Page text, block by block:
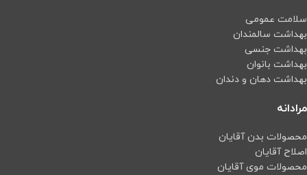
سلامت عمومی
بهداشت سالمندان
بهداشت جنسی
بهداشت بانوان
بهداشت دهان و دندان
مرادانه
محصولات بدن آقایان
اصلاح آقایان
محصولات موی آقایان